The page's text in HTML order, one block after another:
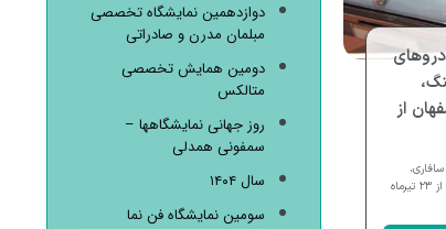
از
کمپینگ، تجهیزات و خدمات وابسته اصفهان از ۲۳ تیرماه
دوازدهمین نمایشگاه تخصصی
مبلمان مدرن و صادراتی
دومین همایش تخصصی
متالکس
روز جهانی نمایشگاهها –
سمفونی همدلی
سال ۱۴۰۴
سومین نمایشگاه فن نما